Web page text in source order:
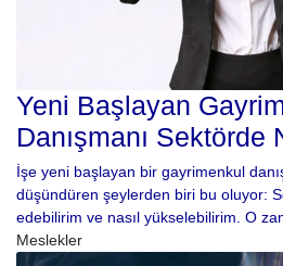
Yeni Başlayan
Danışmanı Sektörde
İşe yeni başlayan bir gayrimenkul
düşündüren şeylerden biri bu oluyor:
edebilirim ve nasıl yükselebilirim. O
Meslekler